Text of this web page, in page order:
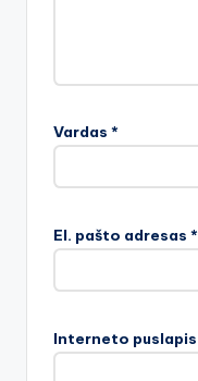
Vardas *
El. pašto adresas *
Interneto puslapis